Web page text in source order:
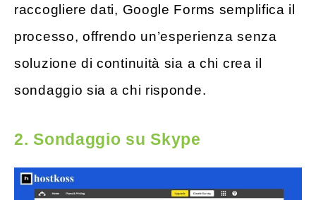
raccogliere dati, Google Forms semplifica il
processo, offrendo un’esperienza senza
soluzione di continuità sia a chi crea il
sondaggio sia a chi risponde.
2. Sondaggio su Skype